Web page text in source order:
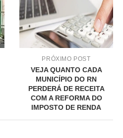
PRÓXIMO POST
VEJA QUANTO CADA
MUNICÍPIO DO RN
PERDERÁ DE RECEITA
COM A REFORMA DO
IMPOSTO DE RENDA